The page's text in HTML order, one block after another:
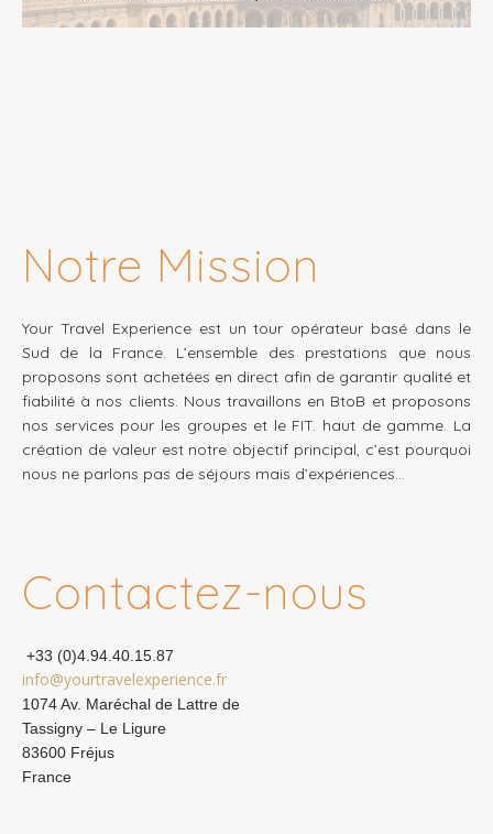
Notre Mission
Your Travel Experience est un tour opérateur basé dans le
Sud de la France. L’ensemble des prestations que nous
proposons sont achetées en direct afin de garantir qualité et
fiabilité à nos clients. Nous travaillons en BtoB et proposons
nos services pour les groupes et le FIT. haut de gamme. La
création de valeur est notre objectif principal, c’est pourquoi
nous ne parlons pas de séjours mais d’expériences…
Contactez-nous
+33 (0)4.94.40.15.87
info@yourtravelexperience.fr
1074 Av. Maréchal de Lattre de
Tassigny – Le Ligure
83600 Fréjus
France